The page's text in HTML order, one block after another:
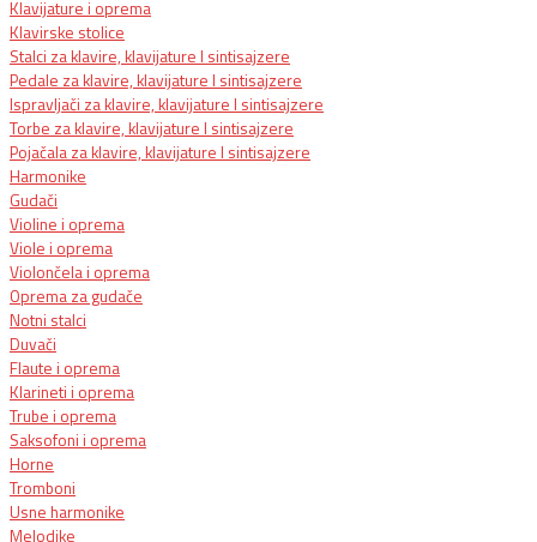
Klavijature i oprema
Klavirske stolice
Stalci za klavire, klavijature I sintisajzere
Pedale za klavire, klavijature I sintisajzere
Ispravljači za klavire, klavijature I sintisajzere
Torbe za klavire, klavijature I sintisajzere
Pojačala za klavire, klavijature I sintisajzere
Harmonike
Gudači
Violine i oprema
Viole i oprema
Violončela i oprema
Oprema za gudače
Notni stalci
Duvači
Flaute i oprema
Klarineti i oprema
Trube i oprema
Saksofoni i oprema
Horne
Tromboni
Usne harmonike
Melodike